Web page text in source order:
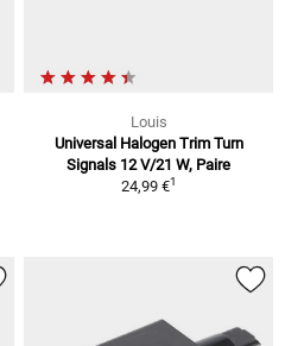
Louis
Universal Halogen Trim Turn
Signals 12 V/21 W, Paire
24,99 €1